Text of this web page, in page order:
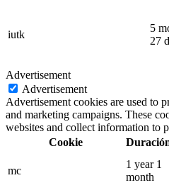
iutk
5
27
Advertisement
Advertisement
Advertisement cookies are used to
and marketing campaigns. These
websites and collect information to
Cookie
mc
1 year 1
month